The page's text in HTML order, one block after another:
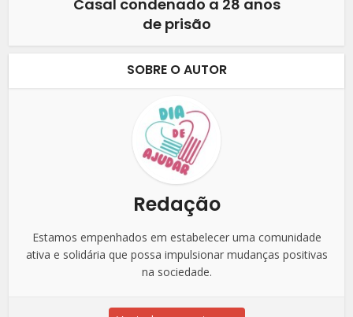
Casal condenado a 28 anos
de prisão
SOBRE O AUTOR
Redação
Estamos empenhados em estabelecer uma comunidade
ativa e solidária que possa impulsionar mudanças positivas
na sociedade.